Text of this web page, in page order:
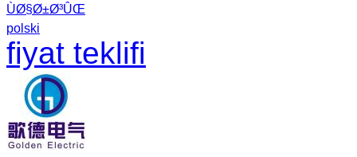
ÙØ§Ø±Ø³ÛŒ
polski
fiyat teklifi